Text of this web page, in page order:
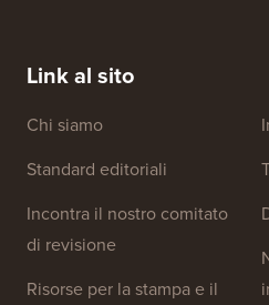
Link al sito
Chi siamo
Standard editoriali
Incontra il nostro comitato
di revisione
Risorse per la stampa e il